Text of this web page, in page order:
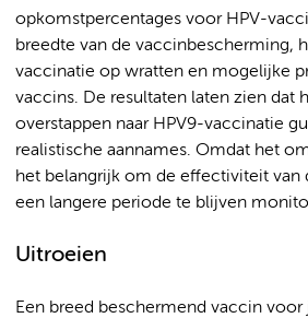
opkomstpercentages voor HPV-
breedte van de vaccinbescherming,
vaccinatie op wratten en mogelijke
vaccins. De resultaten laten zien dat
overstappen naar HPV9-vaccinatie
realistische aannames. Omdat het
het belangrijk om de effectiviteit van
een langere periode te blijven
Uitroeien
Een breed beschermend vaccin